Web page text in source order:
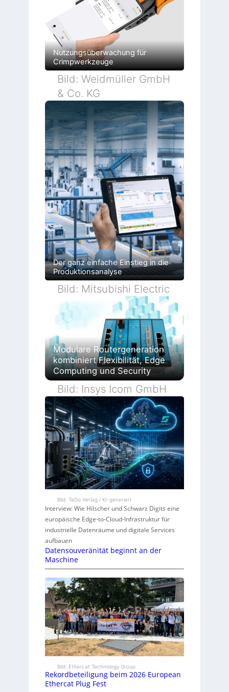
Nutzungsüberwachung für
Crimpwerkzeuge
Bild: Weidmüller GmbH
& Co. KG
Der ganz einfache Einstieg in die
Produktionsanalyse
Bild: Mitsubishi Electric
Modulare Routergeneration
kombiniert Flexibilität, Edge
Computing und Security
Bild: Insys Icom GmbH
Bild: TeDo Verlag / KI-generiert
Interview: Wie Hilscher und Schwarz Digits eine
europäische Edge-to-Cloud-Infrastruktur für
industrielle Datenräume und digitale Services
aufbauen
Datensouveränität beginnt an der
Maschine
Bild: Ethercat Technology Group
Rekordbeteiligung beim 2026 European
Ethercat Plug Fest